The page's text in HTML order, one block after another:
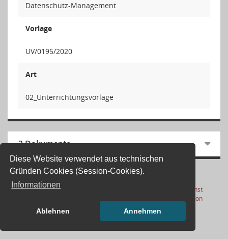
Diese Website verwendet aus technischen
Gründen Cookies (Session-Cookies).
Informationen
Ablehnen Annehmen
Datenschutz-Management
Vorlage
UV/0195/2020
Art
02_Unterrichtungsvorlage
3 Dokumente
Letzte Änderung: 05.08.2026
Sitzungsdienst
Session(Wird in